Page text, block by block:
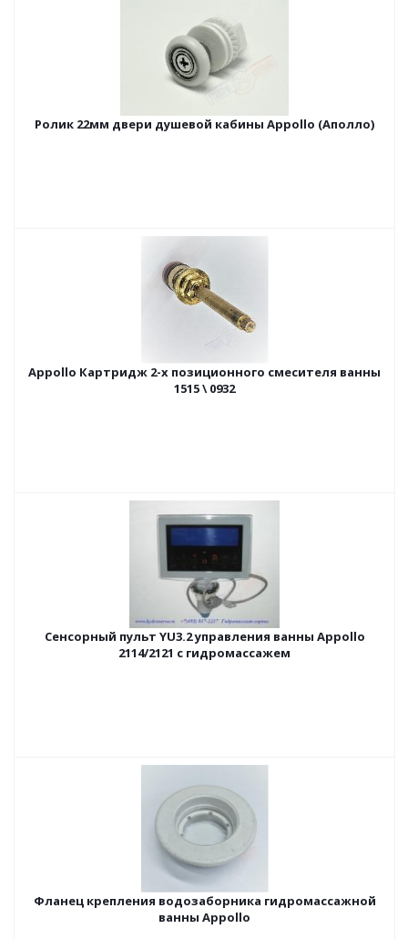
Ролик 22мм двери душевой кабины Appollo (Аполло)
Appollo Картридж 2-х позиционного смесителя ванны
1515 \ 0932
Сенсорный пульт YU3.2 управления ванны Appollo
2114/2121 с гидромассажем
Фланец крепления водозаборника гидромассажной
ванны Appollo